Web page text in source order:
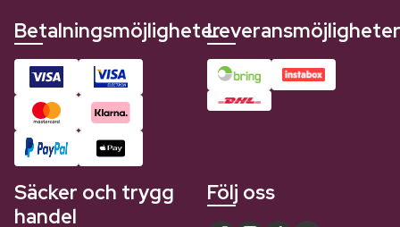
BetalningsmöjligheterLeveransmöjligheter
Säcker och trygg
handel
Följ oss